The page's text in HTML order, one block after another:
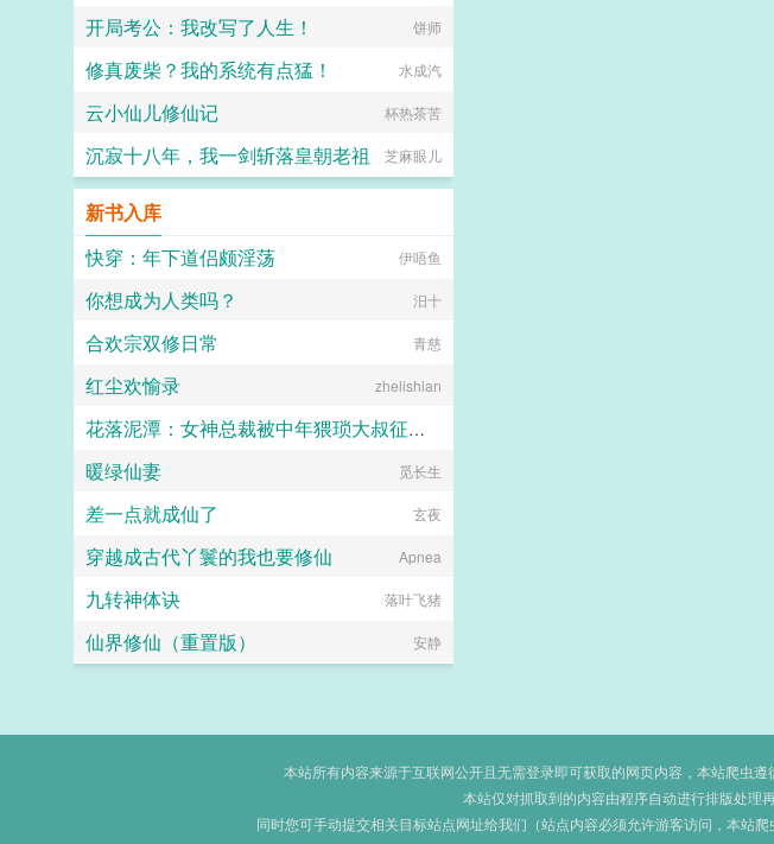
开局考公：我改写了人生！ 饼师
修真废柴？我的系统有点猛！ 水成汽
云小仙儿修仙记 杯热茶苦
沉寂十八年，我一剑斩落皇朝老祖 芝麻眼儿
新书入库
快穿：年下道侣颇淫荡
伊唔鱼
你想成为人类吗？ 汨十
合欢宗双修日常 青慈
红尘欢愉录 zhelishian
花落泥潭：女神总裁被中年猥琐大叔征服沦为母狗孕妻
暖海
暖绿仙妻 觅长生
差一点就成仙了 玄夜
穿越成古代丫鬟的我也要修仙 Apnea
九转神体诀 落叶飞猪
仙界修仙（重置版） 安静
本站所有内容来源于互联网公开且无需登录即可获取的网页内容，本站爬虫
本站仅对抓取到的内容由程序自动进行排版处理
同时您可手动提交相关目标站点网址给我们（站点内容必须允许游客访问，本站